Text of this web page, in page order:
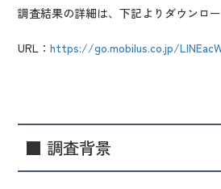
調査結果の詳細は、下記よりダウンロー
URL：https://go.mobilus.co.jp/
■ 調査背景